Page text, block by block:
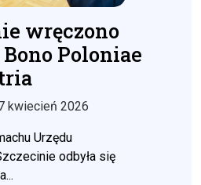
wręczono
Poloniae
kwiecień 2026
Urzędu
odbyła się